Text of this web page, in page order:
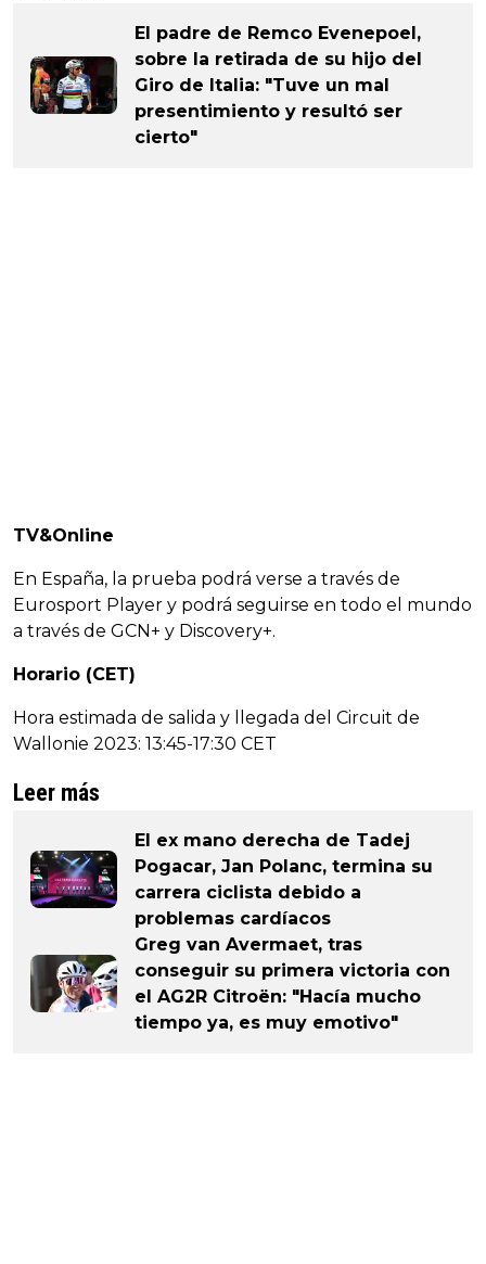
El padre de Remco Evenepoel,
sobre la retirada de su hijo del
Giro de Italia: "Tuve un mal
presentimiento y resultó ser
cierto"
TV&Online
En España, la prueba podrá verse a través de
Eurosport Player y podrá seguirse en todo el mundo
a través de GCN+ y Discovery+.
Horario (CET)
Hora estimada de salida y llegada del Circuit de
Wallonie 2023: 13:45-17:30 CET
Leer más
El ex mano derecha de Tadej
Pogacar, Jan Polanc, termina su
carrera ciclista debido a
problemas cardíacos
Greg van Avermaet, tras
conseguir su primera victoria con
el AG2R Citroën: "Hacía mucho
tiempo ya, es muy emotivo"